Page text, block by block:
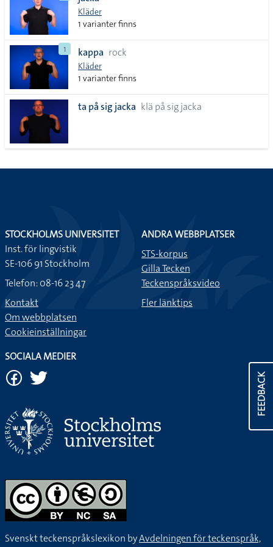
lista
Kläder
1 varianter finns
1 kappa rock
Kläder
1 varianter finns
ta på sig jacka klä på sig jacka
FEEDBACK
STOCKHOLMS UNIVERSITET
Inst. för lingvistik
SE-106 91 Stockholm
Telefon: 08-16 23 47
Kontakt
Om webbplatsen
Cookieinställningar
ANDRA WEBBPLATSER
STS-korpus
Gilla Tecken
Teckenspråksvideo
Fler länktips
SOCIALA MEDIER
Svenskt teckenspråkslexikon byAvdelningen för teckenspråk,